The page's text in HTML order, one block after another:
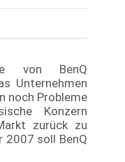
von BenQ
Unternehmen
noch Probleme
Konzern
zurück zu
2007 soll BenQ